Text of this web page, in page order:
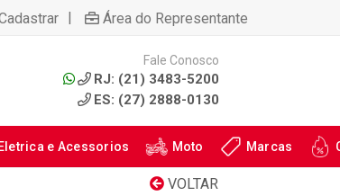
| Área do Representante
Fale Conosco
RJ: (21) 3483-5200
ES: (27) 2888-0130
Eletrica e Acessorios Moto Marcas
VOLTAR